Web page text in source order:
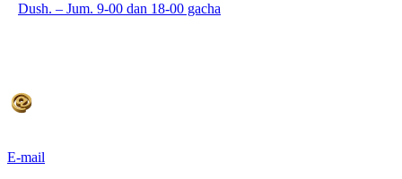
Dush. – Jum. 9-00 dan 18-00 gacha
E-mail